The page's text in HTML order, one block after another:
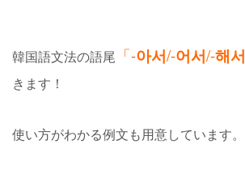
韓国語文法の語尾 「-아서/-어서/-해서
きます！
使い方がわかる例文も用意しています。